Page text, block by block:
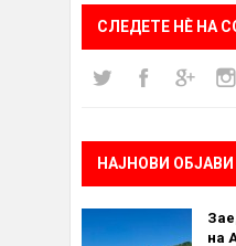
СЛЕДЕТЕ НÈ НА
НАЈНОВИ ОБЈАВИ
на